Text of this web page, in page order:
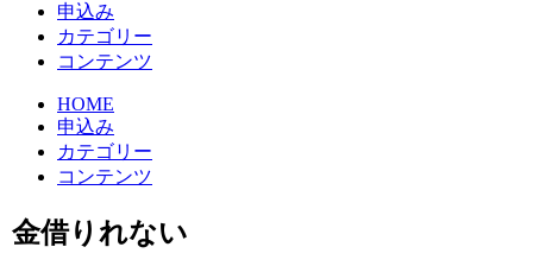
申込み
カテゴリー
コンテンツ
HOME
申込み
カテゴリー
コンテンツ
金借りれない